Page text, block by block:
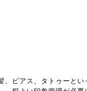
、ピアス、タトゥーとい